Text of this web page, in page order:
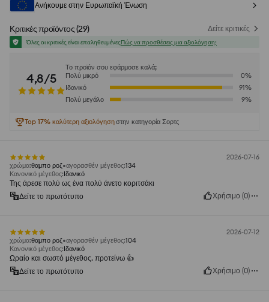
Ανήκουμε στην Ευρωπαϊκή Ένωση
Κριτικές προϊόντος(29) Δείτε κριτικές
Όλες οι κριτικές είναι επαληθευμένεςΠώς να προσθέσεις μια αξιολόγηση;
4,8/5
Το προϊόν σου εφάρμοσε καλά;
Πολύ μικρό
0%
Ιδανικό
91%
Πολύ μεγάλο
9%
Top 17% καλύτερη αξιολόγησηστην κατηγορία Σορτς
2026-07-16
χρώμα:θαμπο ροζ αγορασθέν μέγεθος:134
Κανονικό μέγεθος:Ιδανικό
Της άρεσε πολύ ως ένα πολύ άνετο κοριτσάκι
Δείτε το πρωτότυπο
Χρήσιμο (0)
2026-07-12
χρώμα:θαμπο ροζ αγορασθέν μέγεθος:104
Κανονικό μέγεθος:Ιδανικό
Ωραίο και σωστό μέγεθος. προτείνω 👍️
Δείτε το πρωτότυπο
Χρήσιμο (0)